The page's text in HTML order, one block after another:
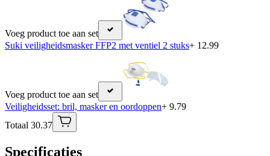
Voeg product toe aan set
Suki veiligheidsmasker FFP2 met ventiel 2 stuks+ 12.99
Voeg product toe aan set
Veiligheidsset: bril, masker en oordoppen+ 9.79
Totaal 30.37
Specificaties